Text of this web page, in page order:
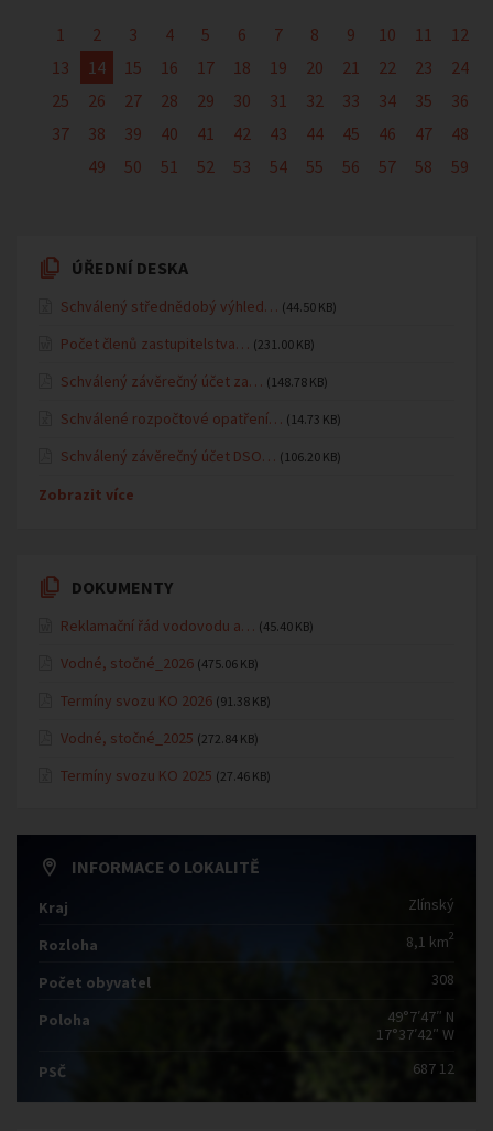
1 2 3 4 5 6 7 8 9 10 11
12
13
14 15 16 17 18 19 20 21 22 23
24
25
26 27 28 29 30 31 32 33 34 35
36
37
38 39 40 41 42 43 44 45 46 47
48
49
50 51 52 53 54 55 56 57 58 59
ÚŘEDNÍ DESKA
Schválený střednědobý výhled… (44.50 KB)
Počet členů zastupitelstva… (231.00 KB)
Schválený závěrečný účet za… (148.78 KB)
Schválené rozpočtové opatření… (14.73 KB)
Schválený závěrečný účet DSO… (106.20 KB)
Zobrazit více
DOKUMENTY
Reklamační řád vodovodu a… (45.40 KB)
Vodné, stočné_2026 (475.06 KB)
Termíny svozu KO 2026 (91.38 KB)
Vodné, stočné_2025 (272.84 KB)
Termíny svozu KO 2025 (27.46 KB)
INFORMACE O LOKALITĚ
Kraj Zlínský
Rozloha 8,1 km2
Počet obyvatel 308
Poloha
49°7′47″ N
17°37′42″ W
PSČ
687 12